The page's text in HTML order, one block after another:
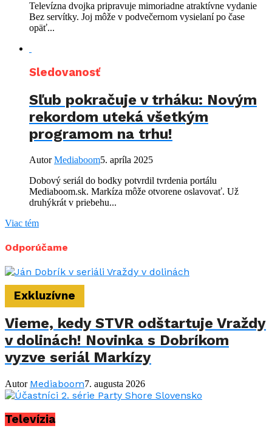
Televízna dvojka pripravuje mimoriadne atraktívne vydanie
Bez servítky. Joj môže v podvečernom vysielaní po čase
opäť...
Sledovanosť
Sľub pokračuje v trháku: Novým
rekordom uteká všetkým
programom na trhu!
AutorMediaboom5. apríla 2025
Dobový seriál do bodky potvrdil tvrdenia portálu
Mediaboom.sk. Markíza môže otvorene oslavovať. Už
druhýkrát v priebehu...
Viac tém
Odporúčame
Exkluzívne
Vieme, kedy STVR odštartuje Vraždy
v dolinách! Novinka s Dobríkom
vyzve seriál Markízy
Autor Mediaboom7. augusta 2026
Televízia